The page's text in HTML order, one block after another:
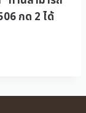
กด 2 ได้